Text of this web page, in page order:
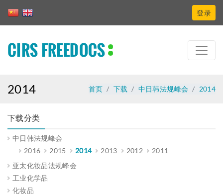
登录
CIRS FREEDOCS
2014 首页 下载 中日韩法规峰会 2014
下载分类
中日韩法规峰会
2016
2015 2014 2013 2012
2011
亚太化妆品法规峰会
工业化学品
化妆品